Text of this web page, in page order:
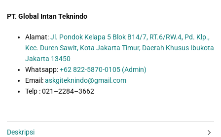
PT. Global Intan Teknindo
Alamat:Jl. Pondok Kelapa 5 Blok B14/7, RT.6/RW.4, Pd. Klp.,
Kec. Duren Sawit, Kota Jakarta Timur, Daerah Khusus Ibukota
Jakarta 13450
Whatsapp: +62 822-5870-0105 (Admin)
Email:askgiteknindo@gmail.com
Telp : 021–2284–3662
Deskripsi